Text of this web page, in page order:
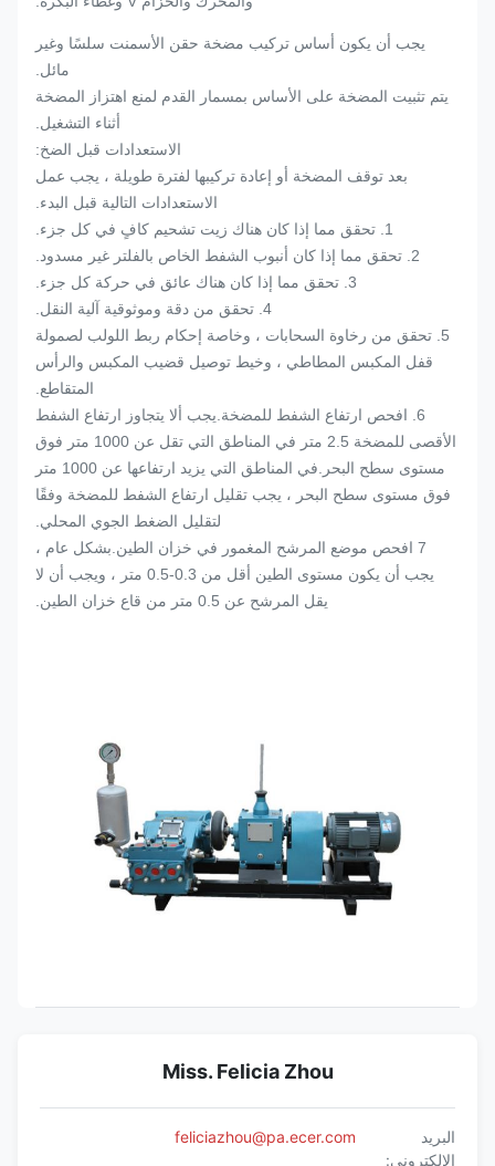
يجب أن يكون أساس تركيب مضخة حقن الأسمنت سلسًا وغير
يتم تثبيت المضخة على الأساس بمسمار القدم لمنع اهتزاز المضخة
أثناء التشغيل.
الاستعدادات قبل الضخ:
بعد توقف المضخة أو إعادة تركيبها لفترة طويلة ، يجب عمل
الاستعدادات التالية قبل البدء.
5. تحقق من رخاوة السحابات ، وخاصة إحكام ربط اللولب لصمولة
قفل المكبس المطاطي ، وخيط توصيل قضيب المكبس والرأس
المتقاطع.
6. افحص ارتفاع الشفط للمضخة.يجب ألا يتجاوز ارتفاع الشفط
الأقصى للمضخة 2.5 متر في المناطق التي تقل عن 1000 متر فوق
مستوى سطح البحر.في المناطق التي يزيد ارتفاعها عن 1000 متر
فوق مستوى سطح البحر ، يجب تقليل ارتفاع الشفط للمضخة وفقًا
لتقليل الضغط الجوي المحلي.
7 افحص موضع المرشح المغمور في خزان الطين.بشكل عام ،
يجب أن يكون مستوى الطين أقل من 0.3-0.5 متر ، ويجب أن لا
يقل المرشح عن 0.5 متر من قاع خزان الطين.
Miss. Felicia Zhou
الإلكتروني:
feliciazhou@pa.ecer.com